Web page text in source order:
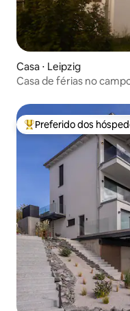
Casa ⋅ Leipzig
Casa de férias no
Entre os melhores
Preferido dos